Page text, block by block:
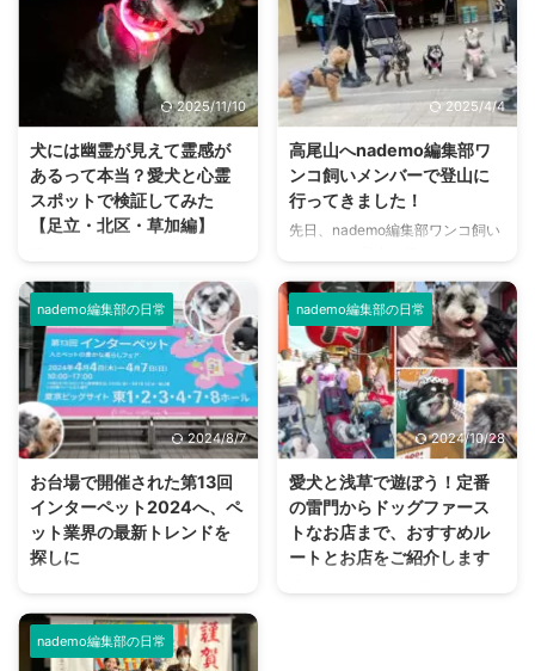
2025/11/10
犬には幽霊が見えて霊感が
あるって本当？愛犬と心霊
スポットで検証してみた
【足立・北区・草加編】
いて唸りだしたり吠えたりした！
このようなことを経験をしたり見
たことがある方は、多いのではな
いでしょうか？ 「まさか…何かが
見えている？…」 これは検証して
みたいと思い、nademo編集部の
ワンコと一緒に心霊スポットに行
ってみることにしました。 夏の
冷えてしまいそうな企画を決行し
ます。 ワンコには幽霊が見える
のか 古来より犬には幽霊が見え
るとか、亡くなったワンコが守護
な話が尽きない動物です。 では
ワンコに人間には見え ...
2025/4/4
高尾山へnademo編集部ワ
ンコ飼いメンバーで登山に
行ってきました！
先日、nademo編集部ワンコ飼い
た！ 登ったのは観光客からの登
山者も多く、令和2年に日本遺産
に認定された東京都八王子市にあ
る「高尾山」。 私以外のメンバ
ーは登山経験者でしたが、ワンコ
と行くのは初めてとのこと。 高
尾山や、山を駆け登るワンコたち
の一日をレポートします！ 東京
京都八王子市にある標高599mの
山で、富士山の6分の1ほどの高
さ。 日本国内で登山ができる山
の中でも、登りやすさから非常に
nademo編集部の日常
2024/8/7
お台場で開催された第13回
インターペット2024へ、ペ
ット業界の最新トレンドを
探しに
ビッグサイトで開催されたペット
の祭典「インターペット」に参加
してきました。 朝、開始時間に
nademo編集部の日常
2024/10/28
愛犬と浅草で遊ぼう！定番
の雷門からドッグファース
トなお店まで、おすすめル
ートとお店をご紹介します
nademo編集部の日常